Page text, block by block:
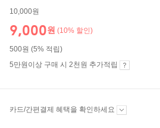
10,000원
9,000원 (10% 할인)
500원 (5% 적립)
5만원이상 구매 시 2천원 추가적립
카드/간편결제 혜택을 확인하세요